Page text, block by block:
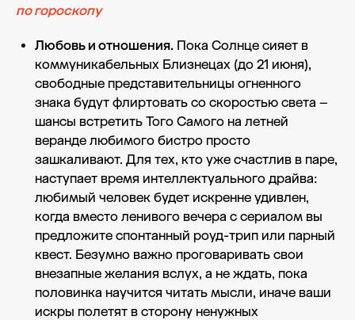
по гороскопу
Любовь и отношения. Пока Солнце сияет в
коммуникабельных Близнецах (до 21 июня),
свободные представительницы огненного
знака будут флиртовать со скоростью света –
шансы встретить Того Самого на летней
веранде любимого бистро просто
зашкаливают. Для тех, кто уже счастлив в паре,
наступает время интеллектуального драйва:
любимый человек будет искренне удивлен,
когда вместо ленивого вечера с сериалом вы
предложите спонтанный роуд-трип или парный
квест. Безумно важно проговаривать свои
внезапные желания вслух, а не ждать, пока
половинка научится читать мысли, иначе ваши
искры полетят в сторону ненужных